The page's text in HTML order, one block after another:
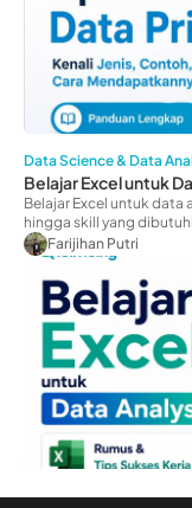
Data Science & Data
Belajar Excel untuk
Belajar Excel untuk data
hingga skill yang
Farijihan Putri